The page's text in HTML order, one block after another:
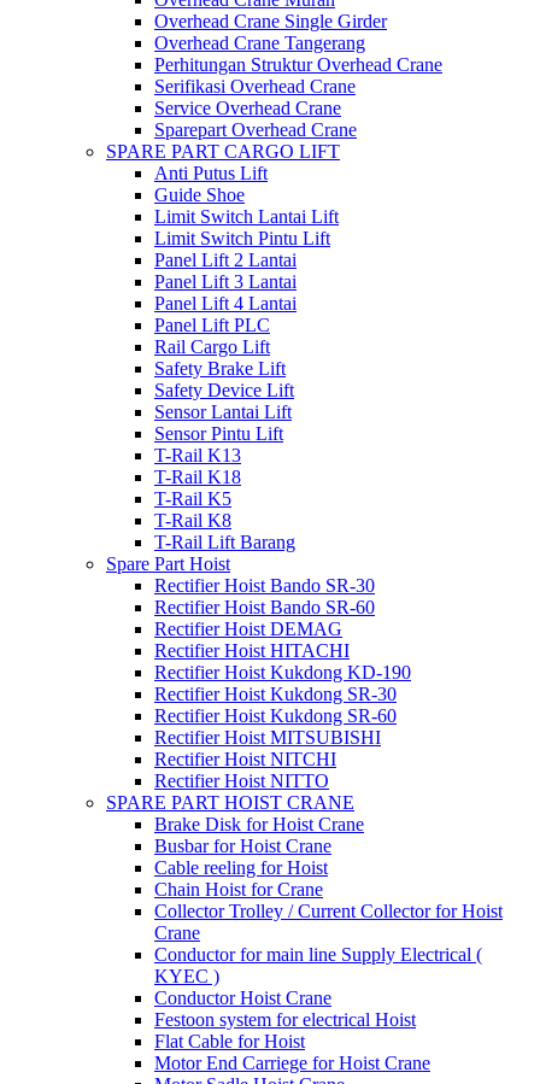
Overhead Crane Single Girder
Overhead Crane Tangerang
Perhitungan Struktur Overhead Crane
Serifikasi Overhead Crane
Service Overhead Crane
Sparepart Overhead Crane
SPARE PART CARGO LIFT
Anti Putus Lift
Guide Shoe
Limit Switch Lantai Lift
Limit Switch Pintu Lift
Panel Lift 2 Lantai
Panel Lift 3 Lantai
Panel Lift 4 Lantai
Panel Lift PLC
Rail Cargo Lift
Safety Brake Lift
Safety Device Lift
Sensor Lantai Lift
Sensor Pintu Lift
T-Rail K13
T-Rail K18
T-Rail K5
T-Rail K8
T-Rail Lift Barang
Spare Part Hoist
Rectifier Hoist Bando SR-30
Rectifier Hoist Bando SR-60
Rectifier Hoist DEMAG
Rectifier Hoist HITACHI
Rectifier Hoist Kukdong KD-190
Rectifier Hoist Kukdong SR-30
Rectifier Hoist Kukdong SR-60
Rectifier Hoist MITSUBISHI
Rectifier Hoist NITCHI
Rectifier Hoist NITTO
SPARE PART HOIST CRANE
Brake Disk for Hoist Crane
Busbar for Hoist Crane
Cable reeling for Hoist
Chain Hoist for Crane
Collector Trolley / Current Collector for Hoist
Crane
Conductor for main line Supply Electrical (
KYEC )
Conductor Hoist Crane
Festoon system for electrical Hoist
Flat Cable for Hoist
Motor End Carriege for Hoist Crane